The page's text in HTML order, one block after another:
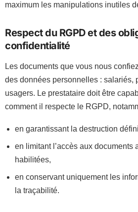
maximum les manipulations inutiles
Respect du RGPD et des
confidentialité
Les documents que vous nous
des données personnelles : salariés,
usagers. Le prestataire doit être
comment il respecte le RGPD,
en garantissant la destruction
en limitant l’accès aux documents
habilitées,
en conservant uniquement les
la traçabilité.